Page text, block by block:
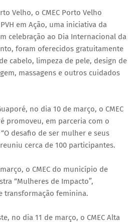
Velho, o CMEC Porto Velho
em Ação, uma iniciativa da
celebração ao Dia Internacional da
foram oferecidos gratuitamente
cabelo, limpeza de pele, design de
massagens e outros cuidados
no dia 10 de março, o CMEC
promoveu, em parceria com o
desafio de ser mulher e seus
cerca de 100 participantes.
o CMEC do município de
“Mulheres de Impacto”,
transformação feminina.
no dia 11 de março, o CMEC Alta